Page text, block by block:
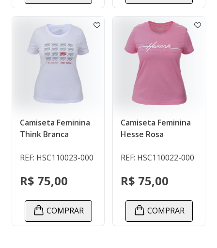
Camiseta Feminina
Think Branca
REF: HSC110023-000
R$ 75,00
COMPRAR
Camiseta Feminina
Hesse Rosa
REF: HSC110022-000
R$ 75,00
COMPRAR